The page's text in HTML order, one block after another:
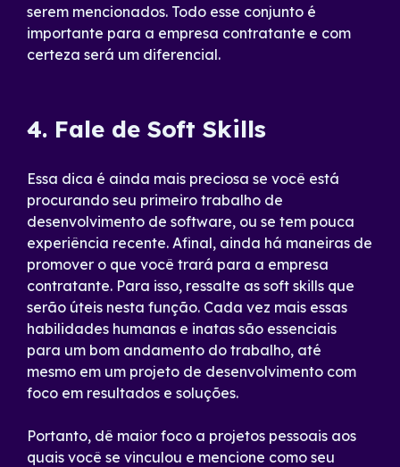
serem mencionados. Todo esse conjunto é
importante para a empresa contratante e com
certeza será um diferencial.
4. Fale de Soft Skills
Essa dica é ainda mais preciosa se você está
procurando seu primeiro trabalho de
desenvolvimento de software, ou se tem pouca
experiência recente. Afinal, ainda há maneiras de
promover o que você trará para a empresa
contratante. Para isso, ressalte as soft skills que
serão úteis nesta função. Cada vez mais essas
habilidades humanas e inatas são essenciais
para um bom andamento do trabalho, até
mesmo em um projeto de desenvolvimento com
foco em resultados e soluções.
Portanto, dê maior foco a projetos pessoais aos
quais você se vinculou e mencione como seu